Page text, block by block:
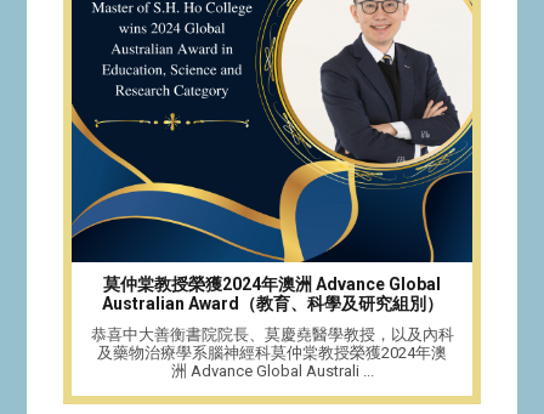
莫仲棠教授榮獲2024年澳洲 Advance Global
Australian Award（教育、科學及研究組別）
恭喜中大善衡書院院長、莫慶堯醫學教授，以及內科
及藥物治療學系腦神經科莫仲棠教授榮獲2024年澳
洲 Advance Global Australi ...